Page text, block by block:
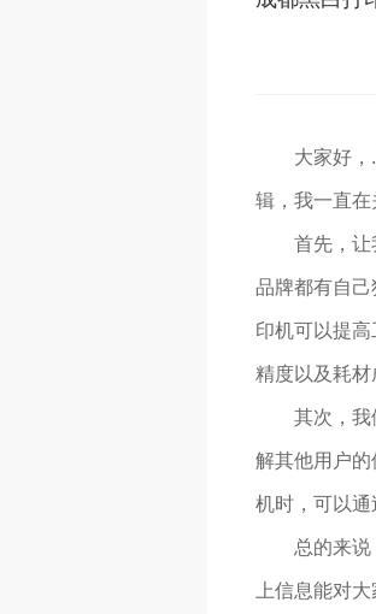
大家好
辑，我一直在
首先，让
品牌都有自
印机可以提
精度以及耗材
其次，我
解其他用户
机时，可以通
总的来
上信息能对